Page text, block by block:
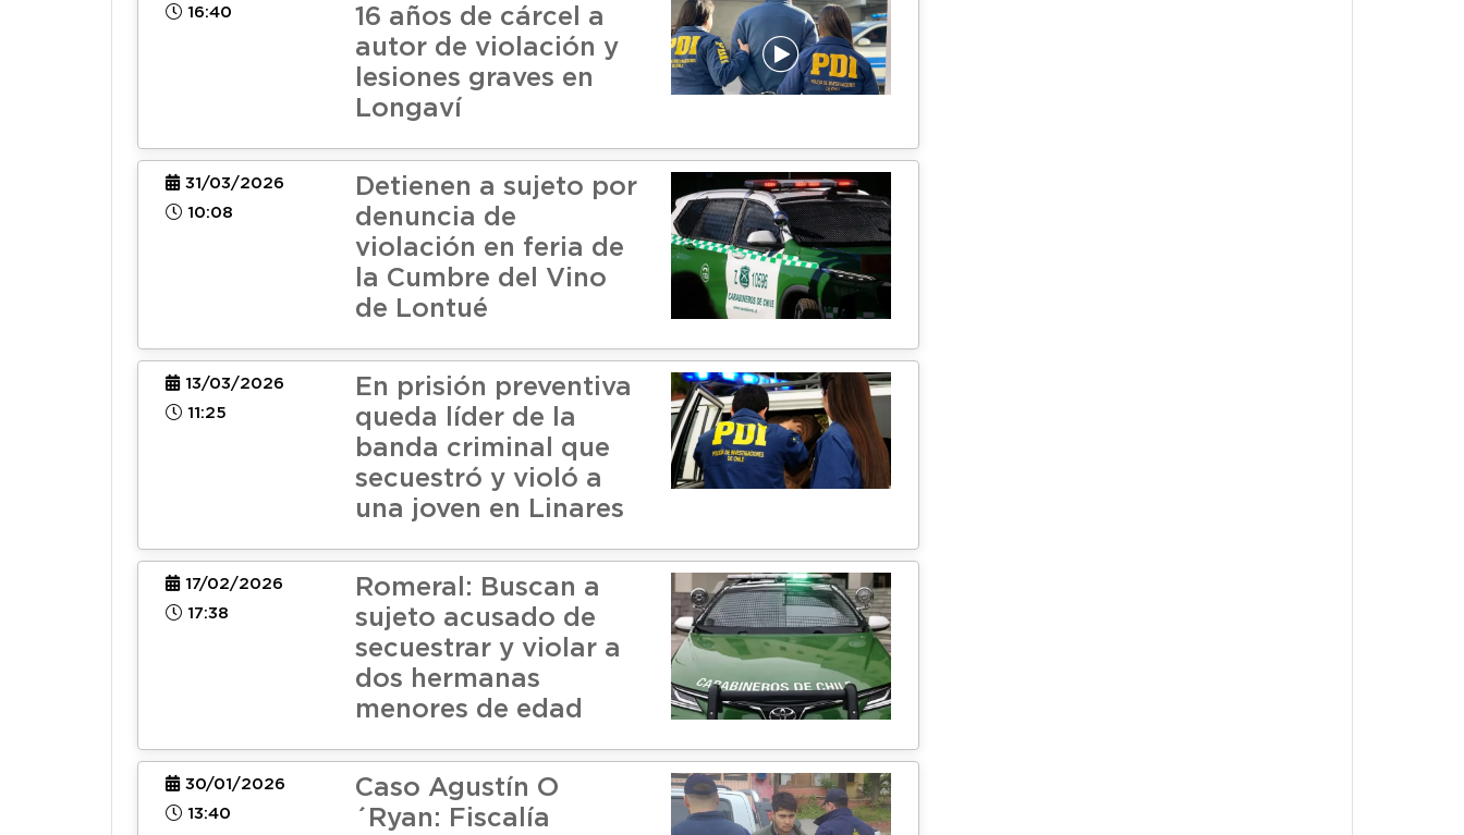
16:40
16 años de cárcel a
autor de violación y
lesiones graves en
Longaví
31/03/2026
10:08
Detienen a sujeto por
denuncia de
violación en feria de
la Cumbre del Vino
de Lontué
13/03/2026
11:25
En prisión preventiva
queda líder de la
banda criminal que
secuestró y violó a
una joven en Linares
17/02/2026
17:38
Romeral: Buscan a
sujeto acusado de
secuestrar y violar a
dos hermanas
menores de edad
30/01/2026
13:40
Caso Agustín O
´Ryan: Fiscalía